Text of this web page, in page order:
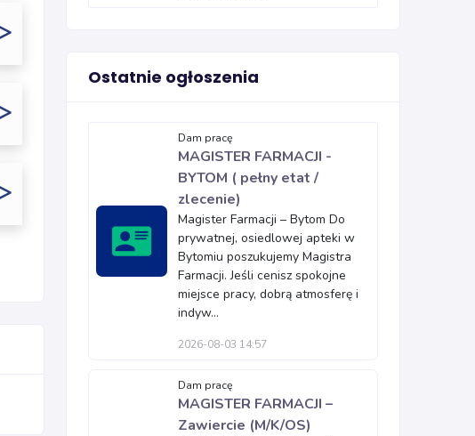
Ostatnie ogłoszenia
Dam pracę
MAGISTER FARMACJI -
BYTOM ( pełny etat /
zlecenie)
Magister Farmacji – Bytom Do
prywatnej, osiedlowej apteki w
Bytomiu poszukujemy Magistra
Farmacji. Jeśli cenisz spokojne
miejsce pracy, dobrą atmosferę i
indyw...
2026-08-03 14:57
Dam pracę
MAGISTER FARMACJI –
Zawiercie (M/K/OS)